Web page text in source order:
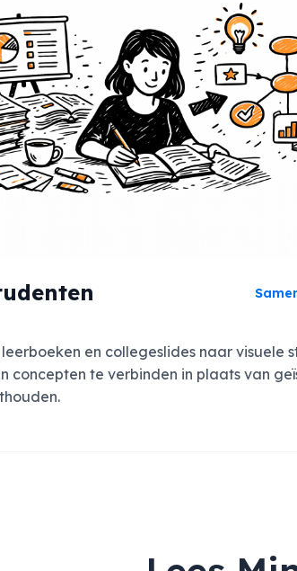
en collegeslides naar visuele
concepten te verbinden in plaats van